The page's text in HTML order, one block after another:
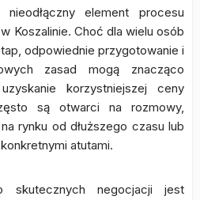
element procesu
Koszalinie. Choć dla wielu osób
odpowiednie przygotowanie i
zasad mogą znacząco
korzystniejszej ceny
są otwarci na rozmowy,
rynku od dłuższego czasu lub
atutami.
skutecznych negocjacji jest